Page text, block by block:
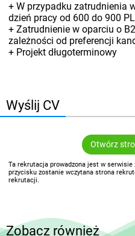
+ W przypadku zatrudnienia
dzień pracy od 600 do 900
+ Zatrudnienie w oparciu o
zależności od preferencji
+ Projekt długoterminowy
Wyślij CV
Otwórz
Ta rekrutacja prowadzona jest w
przycisku zostanie wczytana strona
rekrutacji.
Zobacz również